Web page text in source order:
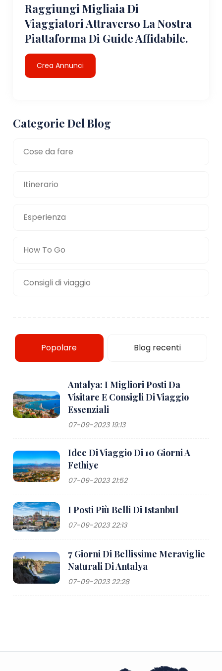
Raggiungi Migliaia Di
Viaggiatori Attraverso La Nostra
Piattaforma Di Guide Affidabile.
Crea Annunci
Categorie Del Blog
Cose da fare
Itinerario
Esperienza
How To Go
Consigli di viaggio
Popolare Blog recenti
Antalya: I Migliori Posti Da
Visitare E Consigli Di Viaggio
Essenziali
07-09-2023 19:13
Idee Di Viaggio Di 10 Giorni A
Fethiye
07-09-2023 21:52
I Posti Più Belli Di Istanbul
07-09-2023 22:13
7 Giorni Di Bellissime Meraviglie
Naturali Di Antalya
07-09-2023 22:28